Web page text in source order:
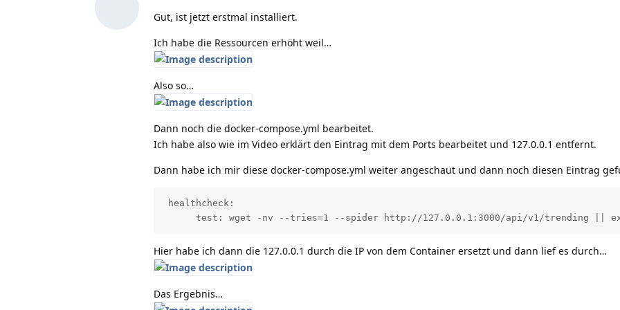
Gut, ist jetzt erstmal installiert.
Ich habe die Ressourcen erhöht weil…
Also so…
Dann noch die docker-compose.yml bearbeitet.
Ich habe also wie im Video erklärt den Eintrag mit dem Ports bearbeitet und 127.0.0.1 entfernt.
Dann habe ich mir diese docker-compose.yml weiter angeschaut und dann noch diesen Eintrag
healthcheck:
test: wget -nv --tries=1 --spider http://127.0.0.1:3000/api/v1/trending ||
Hier habe ich dann die 127.0.0.1 durch die IP von dem Container ersetzt und dann lief es durch…
Das Ergebnis…